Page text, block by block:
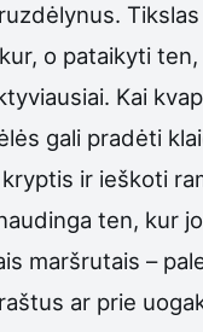
Tikslas
o pataikyti
Kai
gali pradėti
ir ieškoti
ten, kur
maršrutais –
ar prie